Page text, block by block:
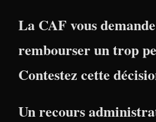
La CAF vous
rembourser un trop
Contestez cette
Un recours